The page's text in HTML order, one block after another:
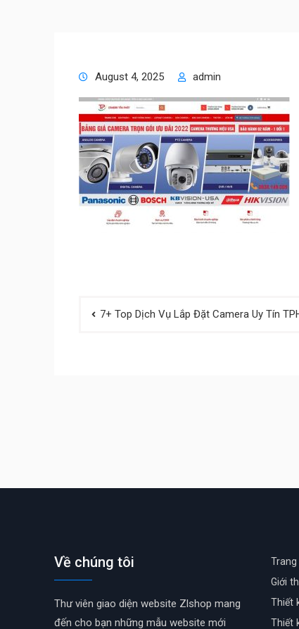
August 4, 2025 admin
Post
7+ Top Dịch Vụ Lắp Đặt Camera Uy Tín
Về chúng tôi
Thư viên giao diện website Zlshop mang
đến cho bạn những mẫu website mới
Trang
Giới
Thiết
Thiết